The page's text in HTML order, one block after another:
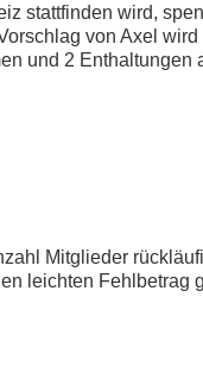
stattfinden wird,
von Axel
und 2 Enthaltungen
Mitglieder
leichten Fehlbetrag